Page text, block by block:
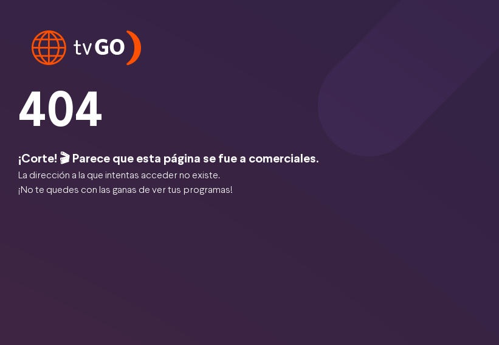
404
¡Corte! 🎬 Parece que esta página se fue a comerciales.
La dirección a la que intentas acceder no existe.
¡No te quedes con las ganas de ver tus programas!